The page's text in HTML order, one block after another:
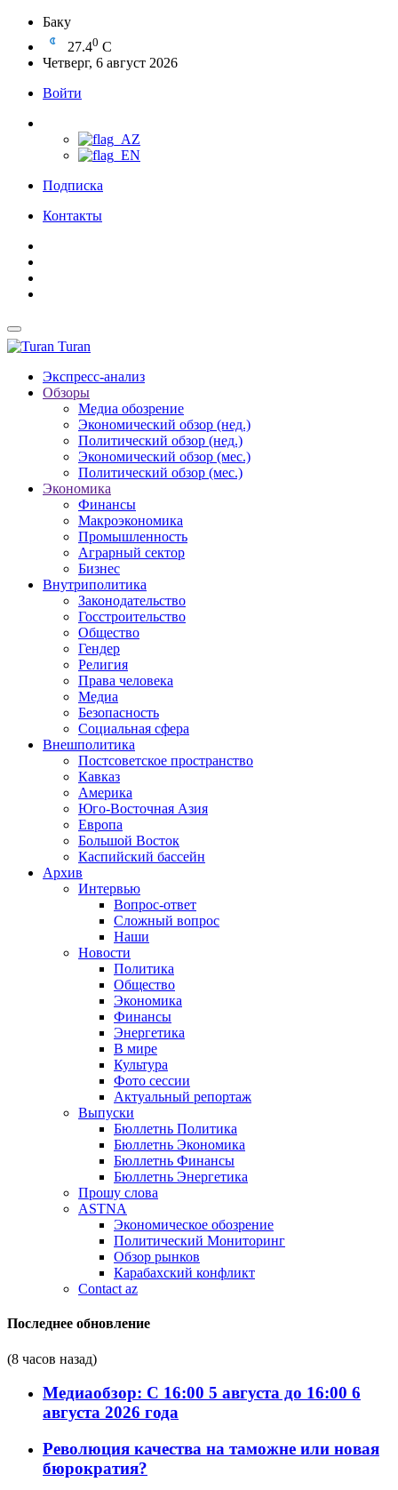
Баку
27.40 C
Четверг, 6 август 2026
Войти
Подписка
Контакты
Turan
Экспресс-анализ
Обзоры
Медиа обозрение
Экономический обзор (нед.)
Политический обзор (нед.)
Экономический обзор (мес.)
Политический обзор (мес.)
Экономика
Финансы
Макроэкономика
Промышленность
Аграрный сектор
Бизнес
Внутриполитика
Законодательство
Госстроительство
Общество
Гендер
Религия
Права человека
Медиа
Безопасность
Социальная сфера
Внешполитика
Постсоветское пространство
Кавказ
Америка
Юго-Восточная Азия
Европа
Большой Восток
Каспийский бассейн
Архив
Интервью
Вопрос-ответ
Сложный вопрос
Наши
Новости
Политика
Общество
Экономика
Финансы
Энергетика
В мире
Культура
Фото сессии
Актуальный репортаж
Выпуски
Бюллетнь Политика
Бюллетнь Экономика
Бюллетнь Финансы
Бюллетнь Энергетика
Прошу слова
ASTNA
Экономическое обозрение
Политический Мониторинг
Обзор рынков
Карабахский конфликт
Contact az
Последнее обновление
(8 часов назад)
Медиаобзор: С 16:00 5 августа до 16:00 6
августа 2026 года
Революция качества на таможне или новая
бюрократия?